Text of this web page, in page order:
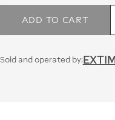
ADD TO CART
Sold and operated by: